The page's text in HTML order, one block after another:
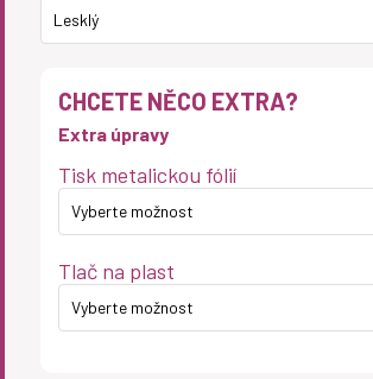
Lesklý
CHCETE NĚCO EXTRA?
Extra úpravy
Tisk metalickou fólií
Vyberte možnost
Tlač na plast
Vyberte možnost